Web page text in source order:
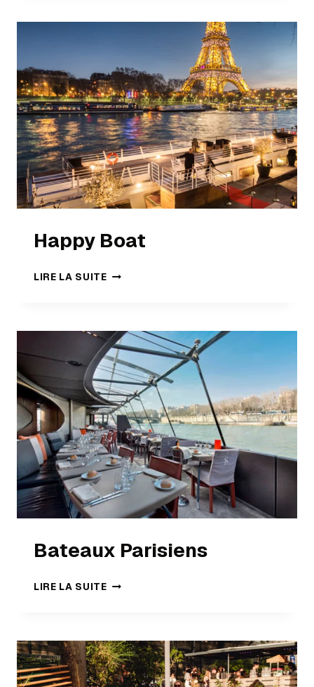
Happy Boat
LIRE LA SUITE
Bateaux Parisiens
LIRE LA SUITE